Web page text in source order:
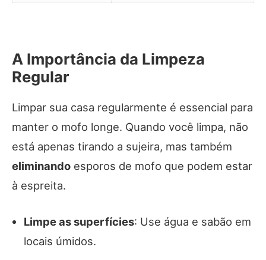
A Importância da Limpeza
Regular
Limpar sua casa regularmente é essencial para
manter o mofo longe. Quando você limpa, não
está apenas tirando a sujeira, mas também
eliminando esporos de mofo que podem estar
à espreita.
Limpe as superfícies: Use água e sabão em
locais úmidos.